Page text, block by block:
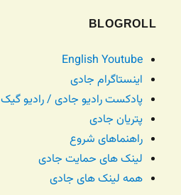
BLOGROLL
English Youtube
اینستاگرام جادی
پادکست رادیو جادی / رادیو گیک
پتریان جادی
راهنماهای شروع
لینک های حمایت جادی
همه لینک های جادی